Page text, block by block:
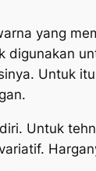
yang
Untuk
Untuk